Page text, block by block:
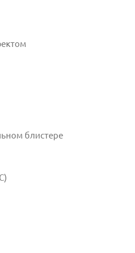
блистере